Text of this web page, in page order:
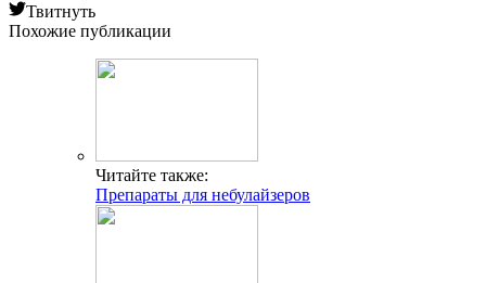
Твитнуть
Похожие публикации
Читайте также:
Препараты для небулайзеров